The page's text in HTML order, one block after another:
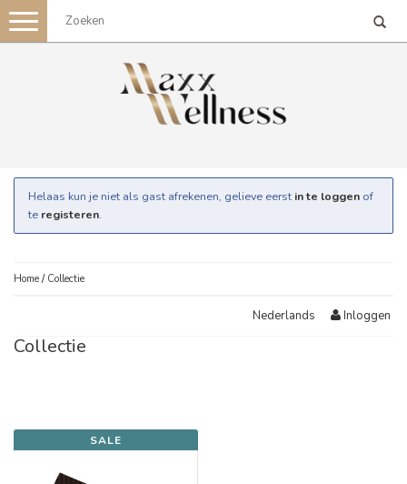
Toggle
navigation
Helaas kun je niet als gast afrekenen, gelieve eerst in te loggen of
te registeren.
Home / Collectie
Nederlands Inloggen
Collectie
SALE